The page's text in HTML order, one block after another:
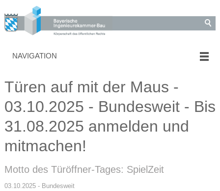
NAVIGATION
Türen auf mit der Maus -
03.10.2025 - Bundesweit - Bis
31.08.2025 anmelden und
mitmachen!
Motto des Türöffner-Tages: SpielZeit
03.10.2025 - Bundesweit